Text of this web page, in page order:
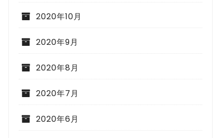
2020年10月
2020年9月
2020年8月
2020年7月
2020年6月